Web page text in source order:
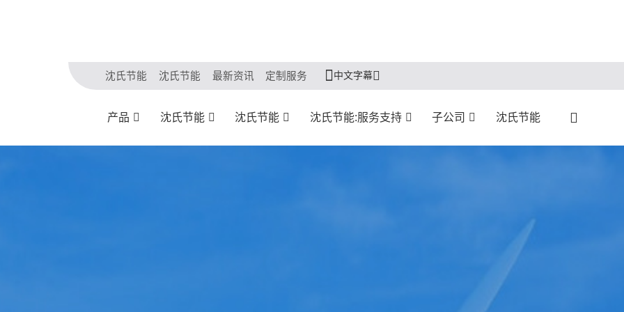
沈氏节能 沈氏节能 最新资讯 定制服务 中文字幕
产品 沈氏节能 沈氏节能 沈氏节能:服务支持 子公司 沈氏节能